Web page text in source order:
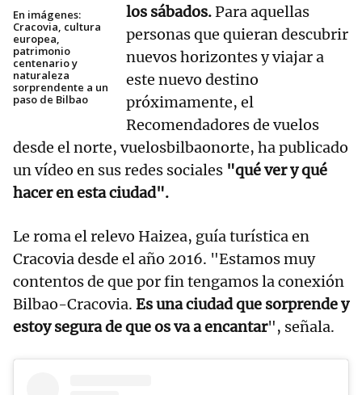
En imágenes:
Cracovia, cultura
europea,
patrimonio
centenario y
naturaleza
sorprendente a un
paso de Bilbao
los sábados.Para aquellas
personas que quieran descubrir
nuevos horizontes y viajar a
este nuevo destino
próximamente, el
Recomendadores de vuelos
desde el norte, vuelosbilbaonorte, ha publicado
un vídeo en sus redes sociales "qué ver y qué
hacer en esta ciudad".
Le roma el relevo Haizea, guía turística en
Cracovia desde el año 2016. "Estamos muy
contentos de que por fin tengamos la conexión
Bilbao-Cracovia. Es una ciudad que sorprende y
estoy segura de que os va a encantar", señala.